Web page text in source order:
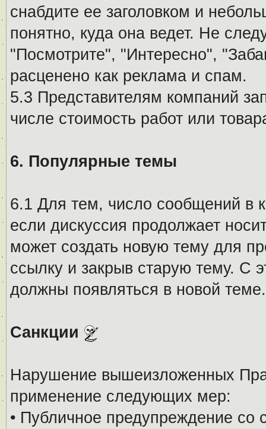
снабдите ее заголовком и
понятно, куда она ведет. Не
"Посмотрите", "Интересно",
расценено как реклама и спам.
5.3 Представителям компаний
числе стоимость работ или
6. Популярные темы
6.1 Для тем, число сообщений в
если дискуссия продолжает
может создать новую тему для
ссылку и закрыв старую тему. С
должны появляться в новой теме.
Санкции
Нарушение вышеизложенных
применение следующих мер:
• Публичное предупреждение